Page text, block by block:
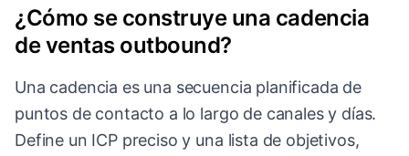
¿Cómo se construye una cadencia
de ventas outbound?
Una cadencia es una secuencia planificada de
puntos de contacto a lo largo de canales y días.
Define un ICP preciso y una lista de objetivos,